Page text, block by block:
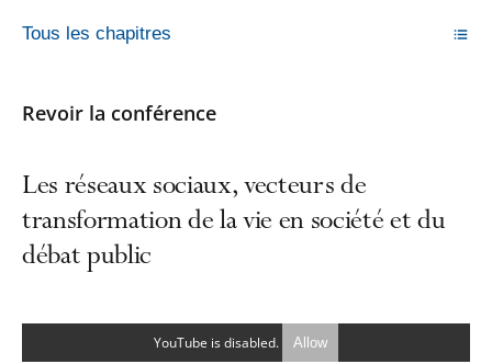
Tous les chapitres
Revoir la conférence
Les réseaux sociaux, vecteurs de
transformation de la vie en société et du
débat public
YouTube is disabled. Allow